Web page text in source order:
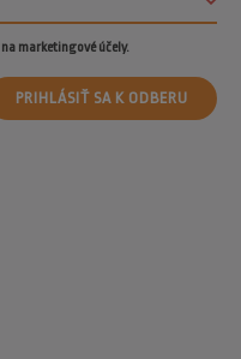
na marketingové účely.
PRIHLÁSIŤ SA K ODBERU